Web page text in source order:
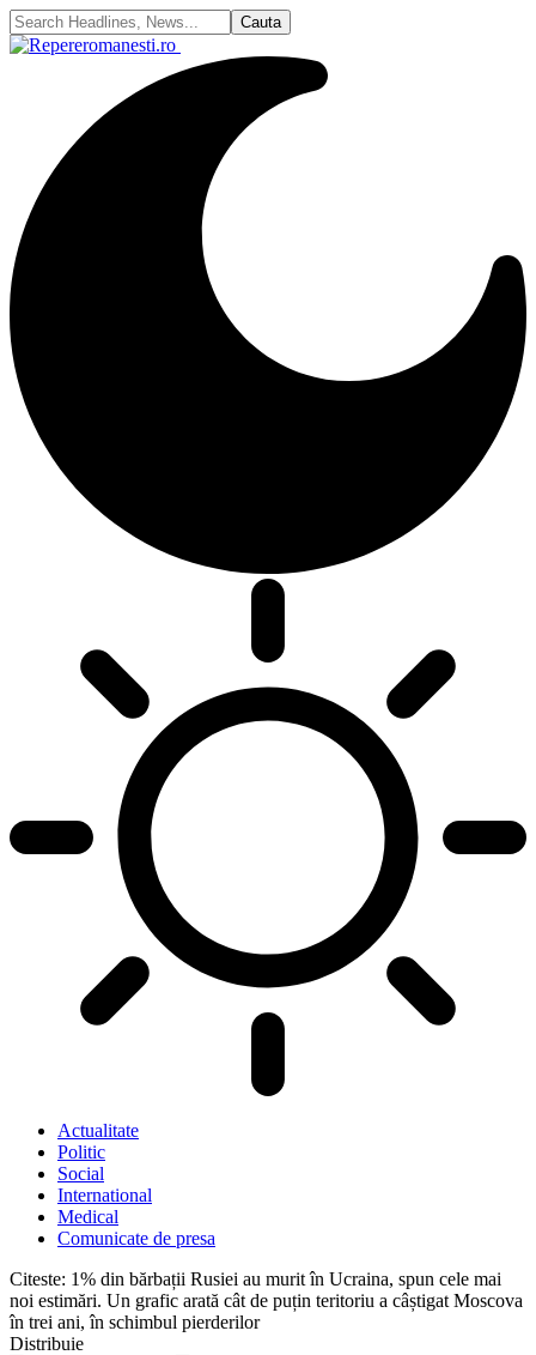
Actualitate
Politic
Social
International
Medical
Comunicate de presa
Citeste: 1% din bărbații Rusiei au murit în Ucraina, spun cele mai
noi estimări. Un grafic arată cât de puțin teritoriu a câștigat Moscova
în trei ani, în schimbul pierderilor
Distribuie